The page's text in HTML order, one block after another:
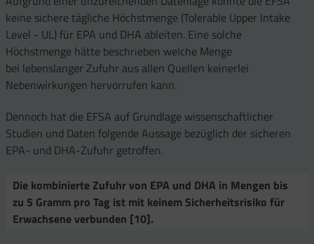
keine sichere tägliche Höchstmenge (Tolerable Upper Intake
Level - UL) für EPA und DHA ableiten. Eine solche
Höchstmenge hätte beschrieben welche Menge
bei lebenslanger Zufuhr aus allen Quellen keinerlei
Nebenwirkungen hervorrufen kann.
Dennoch hat die EFSA auf Grundlage wissenschaftlicher
Studien und Daten folgende Aussage bezüglich der sicheren
EPA- und DHA-Zufuhr getroffen.
Die kombinierte Zufuhr von EPA und DHA in Mengen bis
zu 5 Gramm pro Tag ist mit keinem Sicherheitsrisiko für
Erwachsene verbunden [10].